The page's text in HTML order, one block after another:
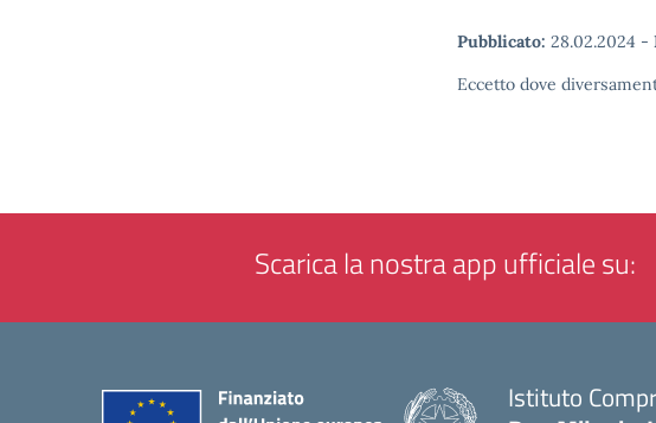
Pubblicato: 28.02.2024 -
Eccetto dove
Scarica la nostra app ufficiale su:
Istituto